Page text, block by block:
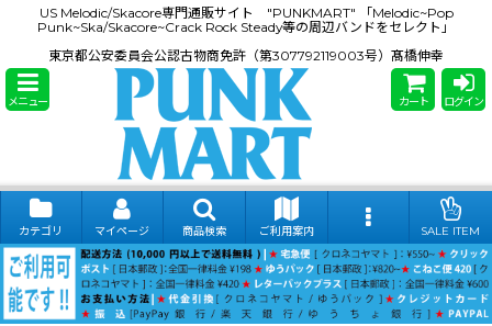
US Melodic/Skacore専門通販サイト "PUNKMART" 「Melodic~Pop
Punk~Ska/Skacore~Crack Rock Steady等の周辺バンドをセレクト」
東京都公安委員会公認古物商免許（第307792119003号）髙橋伸幸
メニュー カート ログイン
カテゴリ マイページ 商品検索 ご利用案内 SALE ITEM